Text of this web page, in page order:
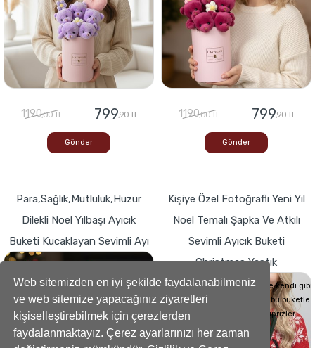
Web sitemizden en iyi şekilde faydalanabilmeniz
ve web sitemize yapacağınız ziyaretleri
kişiselleştirebilmek için çerezlerden
faydalanmaktayız. Çerez ayarlarınızı her zaman
1190,00 TL 799,90 TL
Gönder
1190,00 TL 799,90 TL
Gönder
Para,Sağlık,Mutluluk,Huzur
Dilekli Noel Yılbaşı Ayıcık
Buketi Kucaklayan Sevimli Ayı
hediyeye dönüşse böyle görünürdü!
Kişiye Özel Fotoğraflı Yeni Yıl
Noel Temalı Şapka Ve Atkılı
Sevimli Ayıcık Buketi
Christmas Yastık
Sevdiklerinizin Kalplerini de kendi gibi
yumuşacık hale getirecek bu buketle
sevdiklerinize küçük süprizler